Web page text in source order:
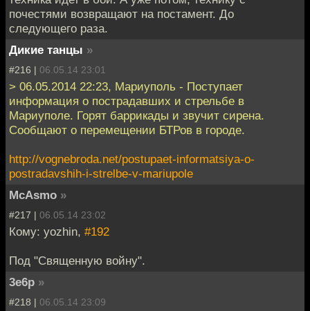
почестями возвращают на постамент. До
следующего раза.
Дикие танцы »
#216 | 06.05.14 23:01
> 06.05.2014 22:23, Мариуполь - Поступает
информация о пострадавших и стрельбе в
Мариуполе. Горят баррикады и звучит сирена.
Сообщают о перемещении БТРов в городе.
http://vognebroda.net/postupaet-informatsiya-o-
postradavshih-i-strelbe-v-mariupole
McAsmo »
#217 | 06.05.14 23:02
Кому: yozhin, #192
Под "Священную войну".
3e6p »
#218 | 06.05.14 23:09